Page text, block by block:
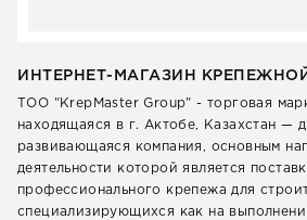
ИНТЕРНЕТ-МАГАЗИН
ТОО "KrepMaster Group" - торговая
находящаяся в г. Актобе, Казахстан —
развивающаяся компания, основным
деятельности которой является
профессионального крепежа для
специализирующихся как на